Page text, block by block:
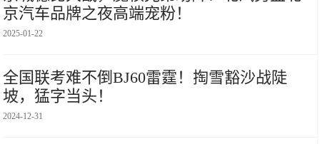
京汽车品牌之夜高端宠粉！
2025-01-22
全国联考难不倒BJ60雷霆！掏雪豁沙战陡
坡，猛字当头！
2024-12-31